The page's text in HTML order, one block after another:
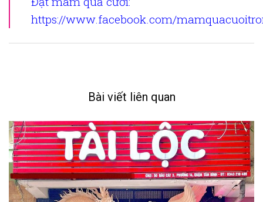
https://www.facebook.com/
Bài viết liên quan